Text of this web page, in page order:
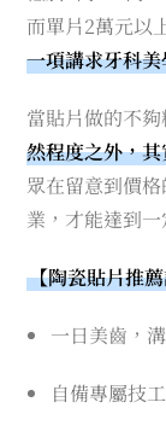
而單片2萬元以
一項講求牙科
當貼片做的不
然程度之外，
眾在留意到價
業，才能達到
【陶瓷貼片推
一日美齒，
自備專屬技